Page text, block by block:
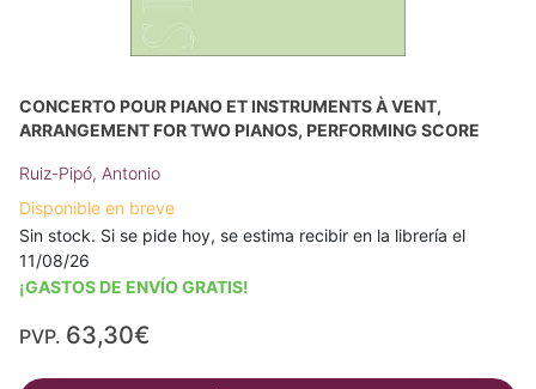
CONCERTO POUR PIANO ET INSTRUMENTS À VENT,
ARRANGEMENT FOR TWO PIANOS, PERFORMING SCORE
Ruiz-Pipó, Antonio
Disponible en breve
Sin stock. Si se pide hoy, se estima recibir en la librería el
11/08/26
¡GASTOS DE ENVÍO GRATIS!
PVP. 63,30€